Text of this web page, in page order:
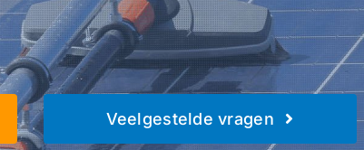
Veelgestelde vragen